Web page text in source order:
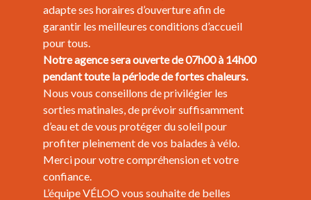
adapte ses horaires d’ouverture afin de
garantir les meilleures conditions d’accueil
pour tous.
Notre agence sera ouverte de 07h00 à 14h00
pendant toute la période de fortes chaleurs.
Nous vous conseillons de privilégier les
sorties matinales, de prévoir suffisamment
d’eau et de vous protéger du soleil pour
profiter pleinement de vos balades à vélo.
Merci pour votre compréhension et votre
confiance.
L’équipe VÉLOO vous souhaite de belles